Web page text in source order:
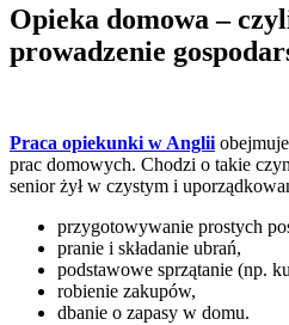
Opieka domowa –
prowadzenie
Praca opiekunki w Anglii
prac domowych. Chodzi o takie
senior żył w czystym i
przygotowywanie prostych
pranie i składanie ubrań,
podstawowe sprzątanie (np.
robienie zakupów,
dbanie o zapasy w domu.